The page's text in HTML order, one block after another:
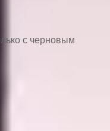
с черновым